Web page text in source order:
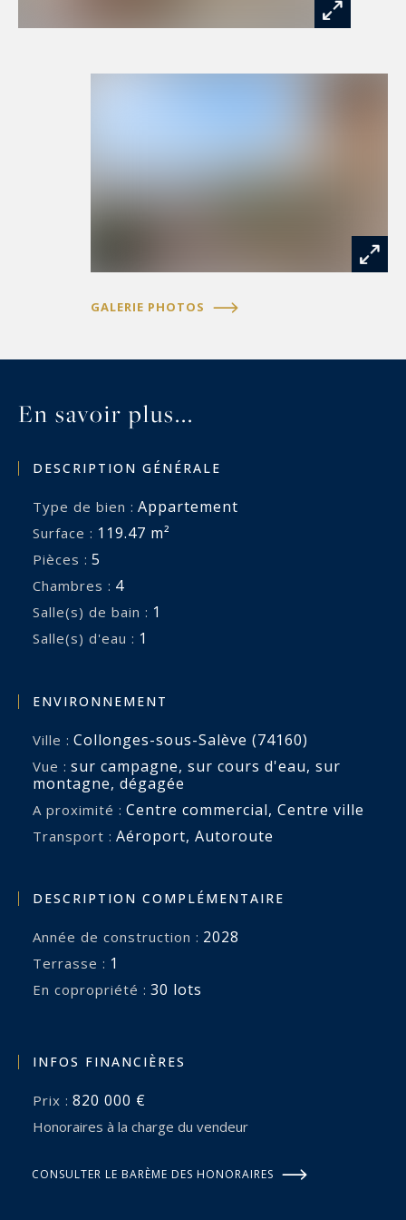
environnement résidentiel prisé et préservé, à
sécurisé dans un secteur à forte attractivité
Prix : à partir d’environ 320 000 € jusqu’à environ
L’excellence d’un art de vivre contemporain
environnement.
personnalisé sur demande.
votre expert dans la vente de propriétés de luxe
Géorisques : Les informations sur les risques
auxquels ce bien est exposé sont disponibles sur
www.georisques.gouv.fr
Les informations sur les risques auxquels ce
www.georisques.gouv.fr
GALERIE PHOTOS
En savoir plus...
DESCRIPTION GÉNÉRALE
Type de bien : Appartement
Surface : 119.47 m²
Pièces : 5
Chambres : 4
Salle(s) de bain : 1
Salle(s) d'eau : 1
ENVIRONNEMENT
Ville : Collonges-sous-Salève (74160)
Vue : sur campagne, sur cours d'eau, sur
montagne, dégagée
A proximité : Centre commercial, Centre ville
Transport : Aéroport, Autoroute
DESCRIPTION COMPLÉMENTAIRE
Année de construction : 2028
terrasse : 1
En copropriété : 30 lots
INFOS FINANCIÈRES
Prix : 820 000 €
Honoraires à la charge du vendeur
CONSULTER LE BARÈME DES HONORAIRES